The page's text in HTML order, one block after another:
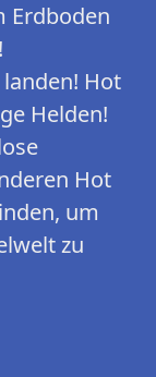
Erdboden
landen! Hot
Helden!
Hot
um
zu